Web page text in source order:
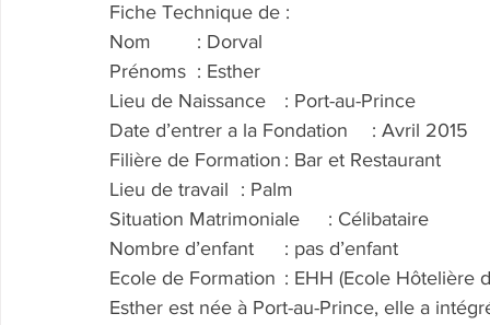
Fiche Technique de :
Nom	: Dorval
Prénoms	: Esther
Lieu de Naissance	: Port-au-Prince
Date d’entrer a la Fondation	: Avril 2015
Filière de Formation	: Bar et Restaurant
Lieu de travail	: Palm
Situation Matrimoniale	: Célibataire
Nombre d’enfant	: pas d’enfant
Ecole de Formation	: EHH (Ecole
Esther est née à Port-au-Prince, elle a